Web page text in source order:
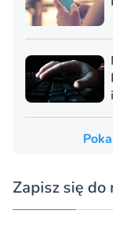
Zapisz się